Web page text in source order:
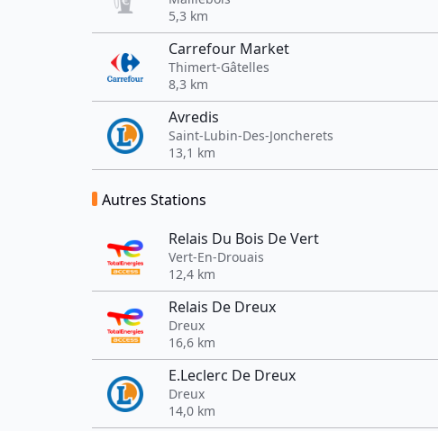
5,3 km
Carrefour Market
Thimert-Gâtelles
8,3 km
Avredis
Saint-Lubin-Des-Joncherets
13,1 km
Autres Stations
Relais Du Bois De Vert
Vert-En-Drouais
12,4 km
Relais De Dreux
Dreux
16,6 km
E.Leclerc De Dreux
Dreux
14,0 km